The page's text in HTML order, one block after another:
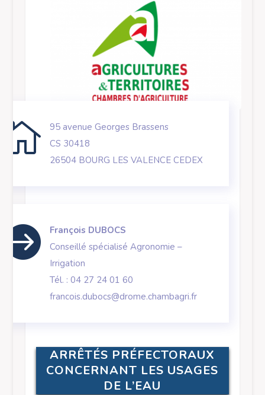

95 avenue Georges Brassens
CS 30418
26504 BOURG LES VALENCE CEDEX

François DUBOCS
Conseillé spécialisé Agronomie –
Irrigation
Tél. : 04 27 24 01 60
francois.dubocs@drome.chambagri.fr
ARRÊTÉS PRÉFECTORAUX
CONCERNANT LES USAGES
DE L’EAU